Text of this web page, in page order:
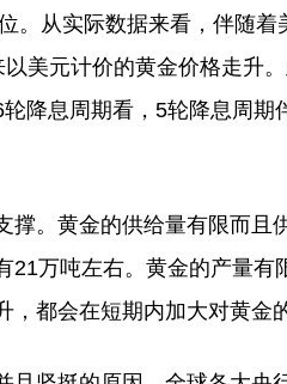
。从实际数据来看，伴随
美元计价的黄金价格走升
降息周期看，5轮降息周
。黄金的供给量有限而且
万吨左右。黄金的产量
都会在短期内加大对黄金